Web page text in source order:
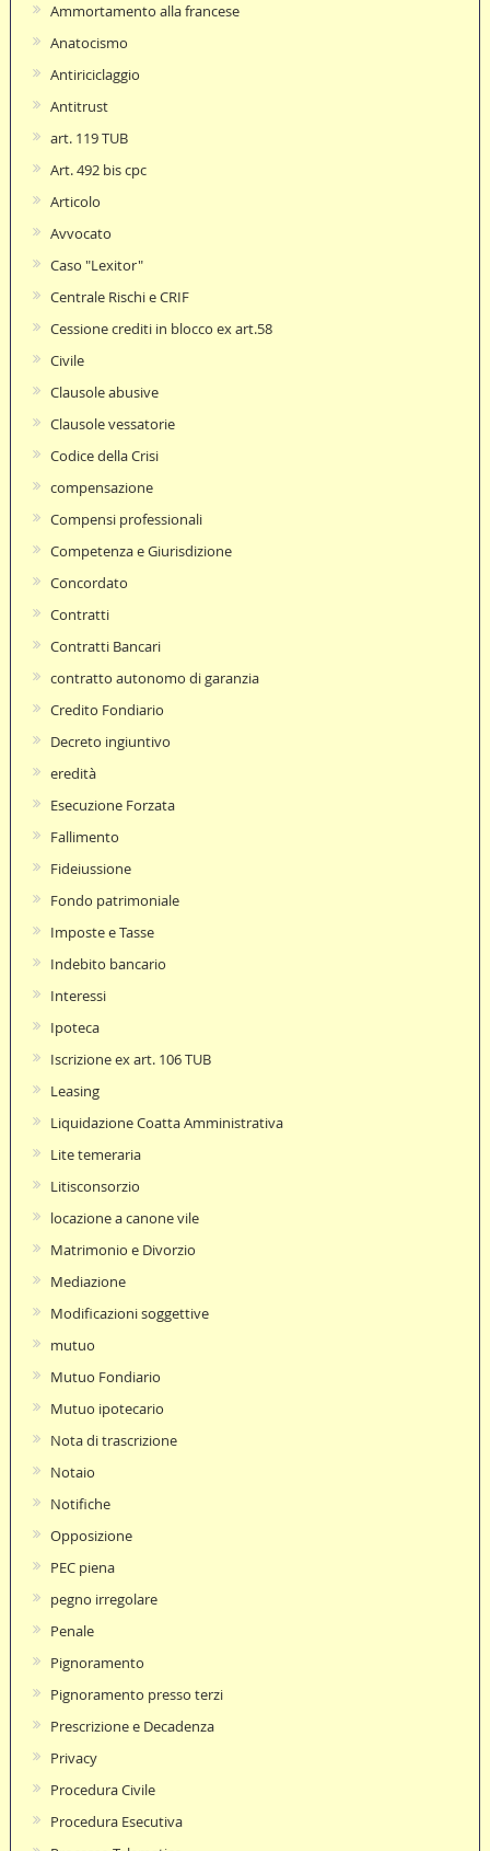
Ammortamento alla francese
Anatocismo
Antiriciclaggio
Antitrust
art. 119 TUB
Art. 492 bis cpc
Articolo
Avvocato
Caso "Lexitor"
Centrale Rischi e CRIF
Cessione crediti in blocco ex art.58
Civile
Clausole abusive
Clausole vessatorie
Codice della Crisi
compensazione
Compensi professionali
Competenza e Giurisdizione
Concordato
Contratti
Contratti Bancari
contratto autonomo di garanzia
Credito Fondiario
Decreto ingiuntivo
eredità
Esecuzione Forzata
Fallimento
Fideiussione
Fondo patrimoniale
Imposte e Tasse
Indebito bancario
Interessi
Ipoteca
Iscrizione ex art. 106 TUB
Leasing
Liquidazione Coatta Amministrativa
Lite temeraria
Litisconsorzio
locazione a canone vile
Matrimonio e Divorzio
Mediazione
Modificazioni soggettive
mutuo
Mutuo Fondiario
Mutuo ipotecario
Nota di trascrizione
Notaio
Notifiche
Opposizione
PEC piena
pegno irregolare
Penale
Pignoramento
Pignoramento presso terzi
Prescrizione e Decadenza
Privacy
Procedura Civile
Procedura Esecutiva